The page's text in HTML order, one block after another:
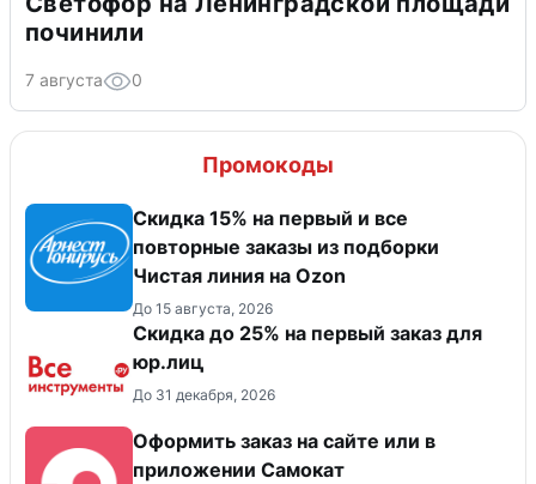
починили
7 августа 0
Промокоды
Скидка 15% на первый и все
повторные заказы из подборки
Чистая линия на Ozon
До 15 августа, 2026
Скидка до 25% на первый заказ для
юр.лиц
До 31 декабря, 2026
Оформить заказ на сайте или в
приложении Самокат